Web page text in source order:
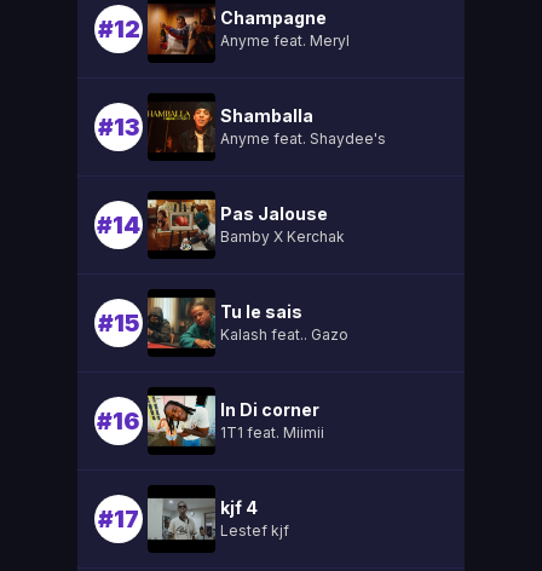
#12 Champagne
Anyme feat. Meryl
#13 Shamballa
Anyme feat. Shaydee's
#14 Pas Jalouse
Bamby X Kerchak
#15 Tu le sais
Kalash feat.. Gazo
#16 In Di corner
1T1 feat. Miimii
#17 kjf 4
Lestef kjf